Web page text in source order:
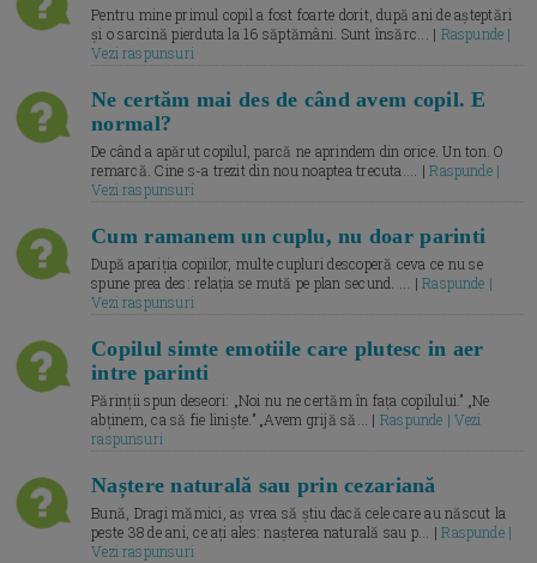
Pentru mine primul copil a fost foarte dorit, după ani de așteptări
și o sarcină pierduta la 16 săptămâni. Sunt însărc... | Raspunde |
Vezi raspunsuri
Ne certăm mai des de când avem copil. E
normal?
De când a apărut copilul, parcă ne aprindem din orice. Un ton. O
remarcă. Cine s-a trezit din nou noaptea trecuta.... |Raspunde |
Vezi raspunsuri
Cum ramanem un cuplu, nu doar parinti
După apariția copiilor, multe cupluri descoperă ceva ce nu se
spune prea des: relația se mută pe plan secund. ... |Raspunde |
Vezi raspunsuri
Copilul simte emotiile care plutesc in aer
intre parinti
Părinții spun deseori: „Noi nu ne certăm în fața copilului.” „Ne
abținem, ca să fie liniște.” „Avem grijă să... | Raspunde | Vezi
raspunsuri
Naștere naturală sau prin cezariană
Bună, Dragi mămici, aș vrea să știu dacă cele care au născut la
peste 38 de ani, ce ați ales: nașterea naturală sau p... |Raspunde |
Vezi raspunsuri